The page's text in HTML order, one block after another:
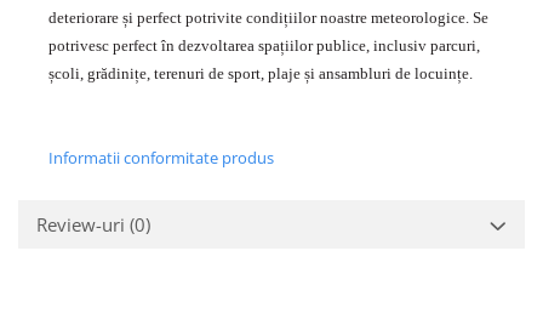
deteriorare și perfect potrivite condițiilor noastre meteorologice. Se
potrivesc perfect în dezvoltarea spațiilor publice, inclusiv parcuri,
școli, grădinițe, terenuri de sport, plaje și ansambluri de locuințe.
Informatii conformitate produs
Review-uri (0)